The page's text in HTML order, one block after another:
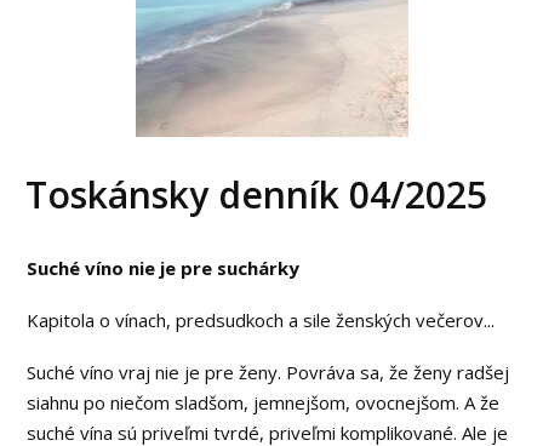
Toskánsky denník 04/2025
Suché víno nie je pre suchárky
Kapitola o vínach, predsudkoch a sile ženských večerov...
Suché víno vraj nie je pre ženy. Povráva sa, že ženy radšej
siahnu po niečom sladšom, jemnejšom, ovocnejšom. A že
suché vína sú priveľmi tvrdé, priveľmi komplikované. Ale je